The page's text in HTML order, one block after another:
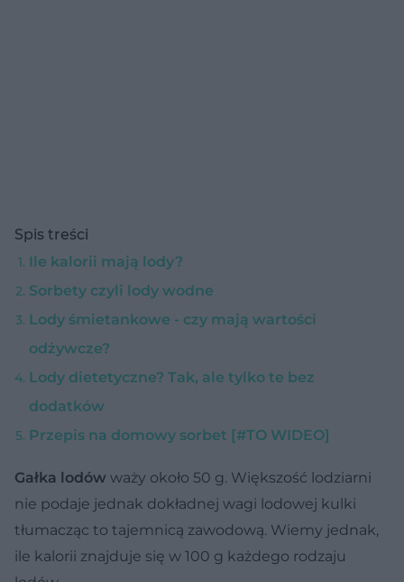
Spis treści
Ile kalorii mają lody?
Sorbety czyli lody wodne
Lody śmietankowe - czy mają wartości
odżywcze?
Lody dietetyczne? Tak, ale tylko te bez
dodatków
Przepis na domowy sorbet [#TO WIDEO]
Gałka lodów waży około 50 g. Większość lodziarni
nie podaje jednak dokładnej wagi lodowej kulki
tłumacząc to tajemnicą zawodową. Wiemy jednak,
ile kalorii znajduje się w 100 g każdego rodzaju